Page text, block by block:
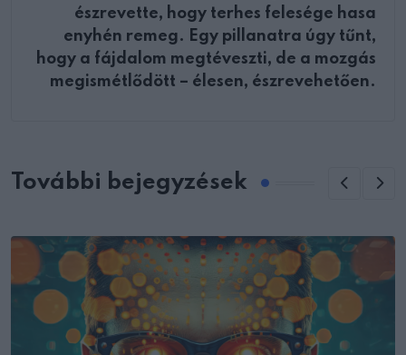
észrevette, hogy terhes felesége hasa
enyhén remeg. Egy pillanatra úgy tűnt,
hogy a fájdalom megtéveszti, de a mozgás
megismétlődött – élesen, észrevehetően.
További bejegyzések